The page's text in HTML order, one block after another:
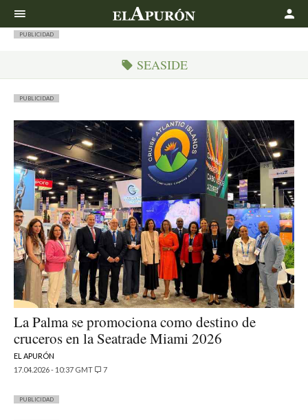
PUBLICIDAD
SEASIDE
PUBLICIDAD
La Palma se promociona como destino de
cruceros en la Seatrade Miami 2026
EL APURÓN
17.04.2026 - 10:37 GMT
7
PUBLICIDAD